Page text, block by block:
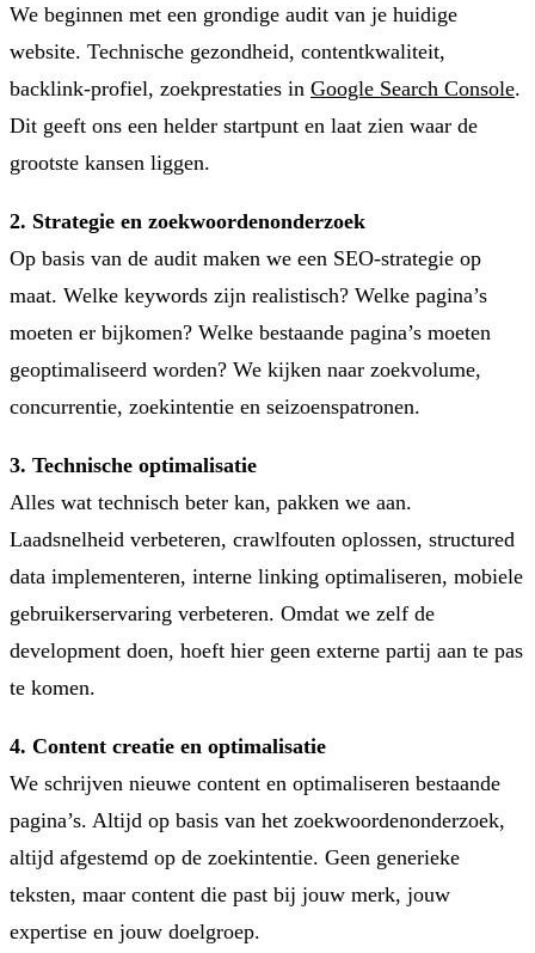
We beginnen met een grondige audit van je huidige
website. Technische gezondheid, contentkwaliteit,
backlink-profiel, zoekprestaties in Google Search Console.
Dit geeft ons een helder startpunt en laat zien waar de
grootste kansen liggen.
2. Strategie en zoekwoordenonderzoek
Op basis van de audit maken we een SEO-strategie op
maat. Welke keywords zijn realistisch? Welke pagina’s
moeten er bijkomen? Welke bestaande pagina’s moeten
geoptimaliseerd worden? We kijken naar zoekvolume,
concurrentie, zoekintentie en seizoenspatronen.
3. Technische optimalisatie
Alles wat technisch beter kan, pakken we aan.
Laadsnelheid verbeteren, crawlfouten oplossen, structured
data implementeren, interne linking optimaliseren, mobiele
gebruikerservaring verbeteren. Omdat we zelf de
development doen, hoeft hier geen externe partij aan te pas
te komen.
4. Content creatie en optimalisatie
We schrijven nieuwe content en optimaliseren bestaande
pagina’s. Altijd op basis van het zoekwoordenonderzoek,
altijd afgestemd op de zoekintentie. Geen generieke
teksten, maar content die past bij jouw merk, jouw
expertise en jouw doelgroep.